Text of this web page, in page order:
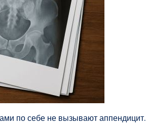
по себе не вызывают аппендицит.